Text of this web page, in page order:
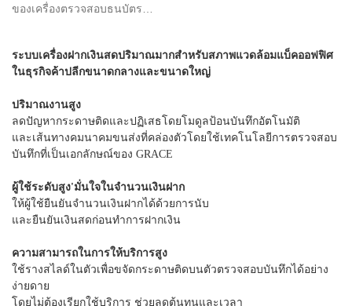
ระบบเครื่องฝากเงินสดปริมาณมากสำหรับสภาพแวดล้อมแบ็คออฟฟิศ
ในธุรกิจค้าปลีกขนาดกลางและขนาดใหญ่
ปริมาณงานสูง
ลดปัญหากระดาษติดและปฏิเสธโดยโมดูลป้อนบันทึกอัตโนมัติ
และเส้นทางคมนาคมขนส่งที่คล่องตัวโดยใช้เทคโนโลยีการตรวจสอบ
บันทึกที่เป็นเอกลักษณ์ของ GRACE
ผู้ใช้ระดับสูง'มั่นใจในจำนวนเงินฝาก
ให้ผู้ใช้ยืนยันจำนวนเงินฝากได้ด้วยการนับ
และยืนยันเงินสดก่อนทำการฝากเงิน
ความสามารถในการให้บริการสูง
ใช้รางสไลด์ในตัวเพื่อขจัดกระดาษติดบนตัวตรวจสอบบันทึกได้อย่าง
ง่ายดาย
โดยไม่ต้องเรียกใช้บริการ ช่วยลดต้นทุนและเวลา
300
ของเครื่องตรวจสอบธนบัตร
แบบเรียลไทม์ GDM-300 จึงเป็น
ระบบการจัดการเงินสดที่ปรับแต่ง
และขนาดใหญ่ที่ใช้เงินสดจำนวน
มากที่ต้องจัดการเงินสดจำนวน
มาก ช่วยให้ผู้ปฏิบัติงาน เพื่อฝาก
เงินโดยไม่ได้รับการดูแลเมื่อสิ้น